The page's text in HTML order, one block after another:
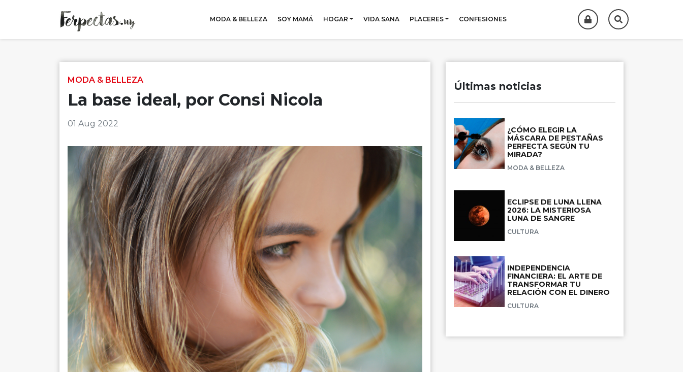
MODA & BELLEZA SOY MAMÁ HOGAR VIDA SANA PLACERES CONFESIONES
MODA & BELLEZA
La base ideal, por Consi Nicola
01 Aug 2022
Últimas noticias
¿CÓMO ELEGIR LA
MÁSCARA DE PESTAÑAS
PERFECTA SEGÚN TU
MIRADA?
MODA & BELLEZA
ECLIPSE DE LUNA LLENA
2026: LA MISTERIOSA
LUNA DE SANGRE
CULTURA
INDEPENDENCIA
FINANCIERA: EL ARTE DE
TRANSFORMAR TU
RELACIÓN CON EL DINERO
CULTURA